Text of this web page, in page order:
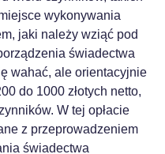
wykonywania
jaki należy wziąć pod
świadectwa
wahać, ale orientacyjnie
do 1000 złotych netto,
W tej opłacie
z przeprowadzeniem
świadectwa